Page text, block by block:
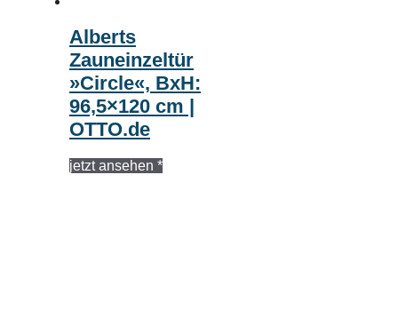
Alberts
Zauneinzeltür
»Circle«, BxH:
96,5×120 cm |
OTTO.de
jetzt ansehen *